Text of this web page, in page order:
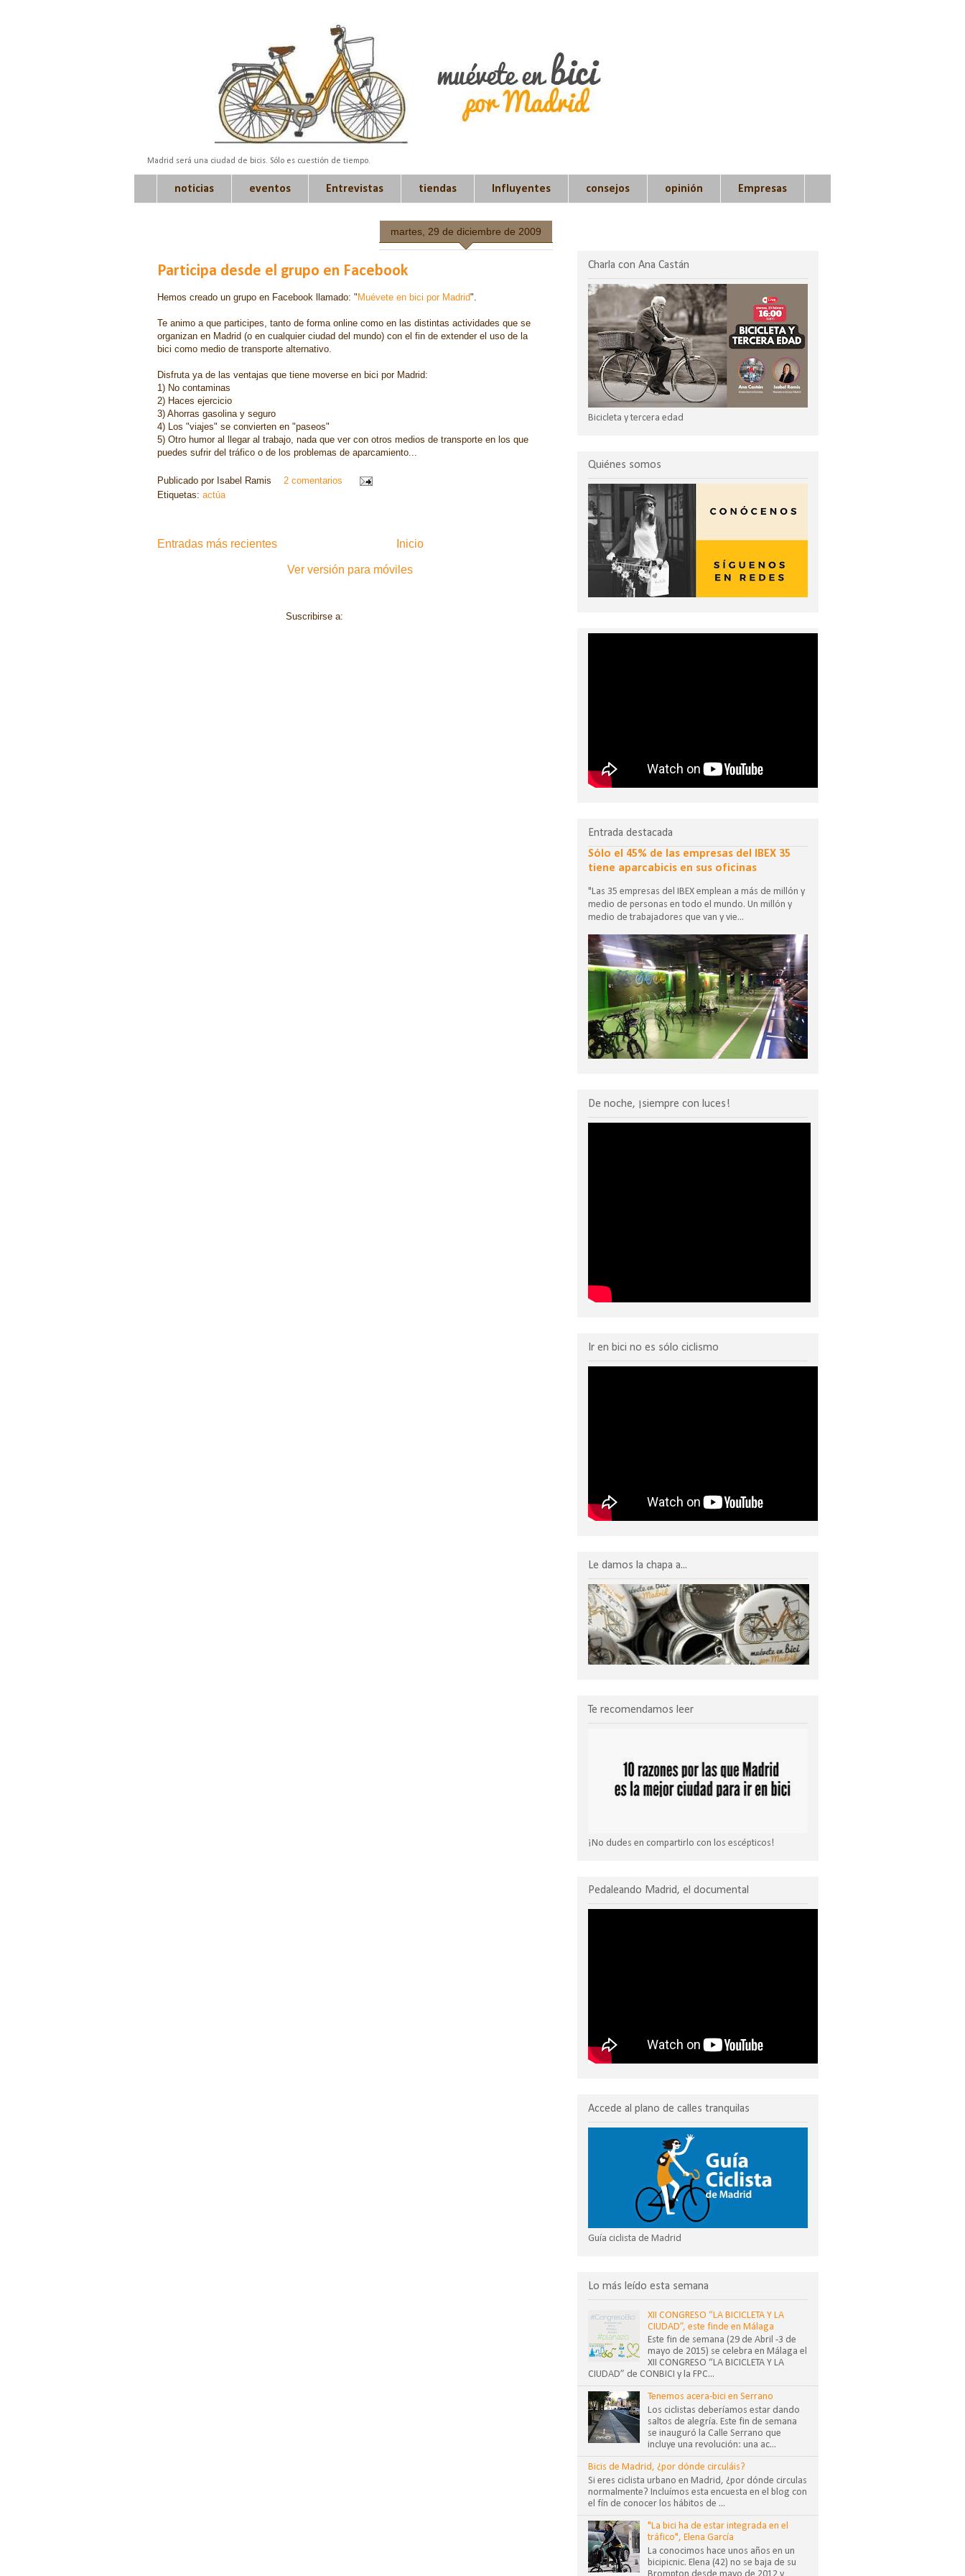
Madrid será una ciudad de bicis. Sólo es cuestión de tiempo.
noticias eventos Entrevistas tiendas Influyentes consejos opinión Empresas
martes, 29 de diciembre de 2009
Participa desde el grupo en Facebook
Hemos creado un grupo en Facebook llamado: " Muévete en bici por Madrid".
Te animo a que participes, tanto de forma online como en las distintas actividades que se
organizan en Madrid (o en cualquier ciudad del mundo) con el fin de extender el uso de la
bici como medio de transporte alternativo.
Disfruta ya de las ventajas que tiene moverse en bici por Madrid:
1) No contaminas
2) Haces ejercicio
3) Ahorras gasolina y seguro
4) Los "viajes" se convierten en "paseos"
5) Otro humor al llegar al trabajo, nada que ver con otros medios de transporte en los que
puedes sufrir del tráfico o de los problemas de aparcamiento...
Publicado por Isabel Ramis
2 comentarios
Etiquetas: actúa
Entradas más recientes Inicio
Ver versión para móviles
Suscribirse a:
Charla con Ana Castán
Bicicleta y tercera edad
Quiénes somos
Entrada destacada
Sólo el 45% de las empresas del IBEX 35
tiene aparcabicis en sus oficinas
"Las 35 empresas del IBEX emplean a más de millón y
medio de personas en todo el mundo. Un millón y
medio de trabajadores que van y vie...
De noche, ¡siempre con luces!
Ir en bici no es sólo ciclismo
Le damos la chapa a...
Te recomendamos leer
¡No dudes en compartirlo con los escépticos!
Pedaleando Madrid, el documental
Accede al plano de calles tranquilas
Guía ciclista de Madrid
Lo más leído esta semana
XII CONGRESO “LA BICICLETA Y LA
CIUDAD”, este finde en Málaga
Este fin de semana (29 de Abril -3 de
mayo de 2015) se celebra en Málaga el
XII CONGRESO “LA BICICLETA Y LA
CIUDAD” de CONBICI y la FPC...
Tenemos acera-bici en Serrano
Los ciclistas deberíamos estar dando
saltos de alegría. Este fin de semana
se inauguró la Calle Serrano que
incluye una revolución: una ac...
Bicis de Madrid, ¿por dónde circuláis?
Si eres ciclista urbano en Madrid, ¿por dónde circulas
normalmente? Incluímos esta encuesta en el blog con
el fín de conocer los hábitos de ...
"La bici ha de estar integrada en el
tráfico", Elena García
La conocimos hace unos años en un
bicipicnic. Elena (42) no se baja de su